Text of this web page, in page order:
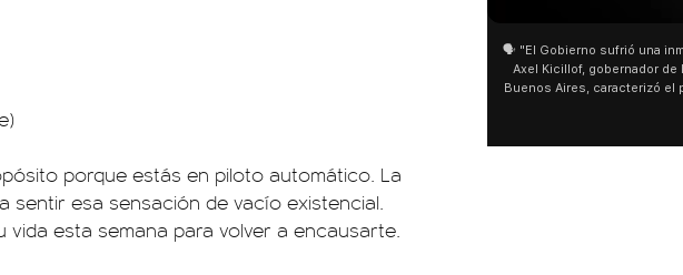
porque estás en piloto automático. La
sentir esa sensación de vacío existencial.
esta semana para volver a encausarte.
🗣️ "El Gobierno sufrió una
Axel Kicillof, gobernador de
Buenos Aires, caracterizó el
como "una lista sábana con
y destacó "la movilización